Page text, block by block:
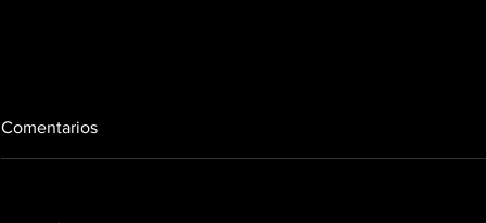
Comentarios